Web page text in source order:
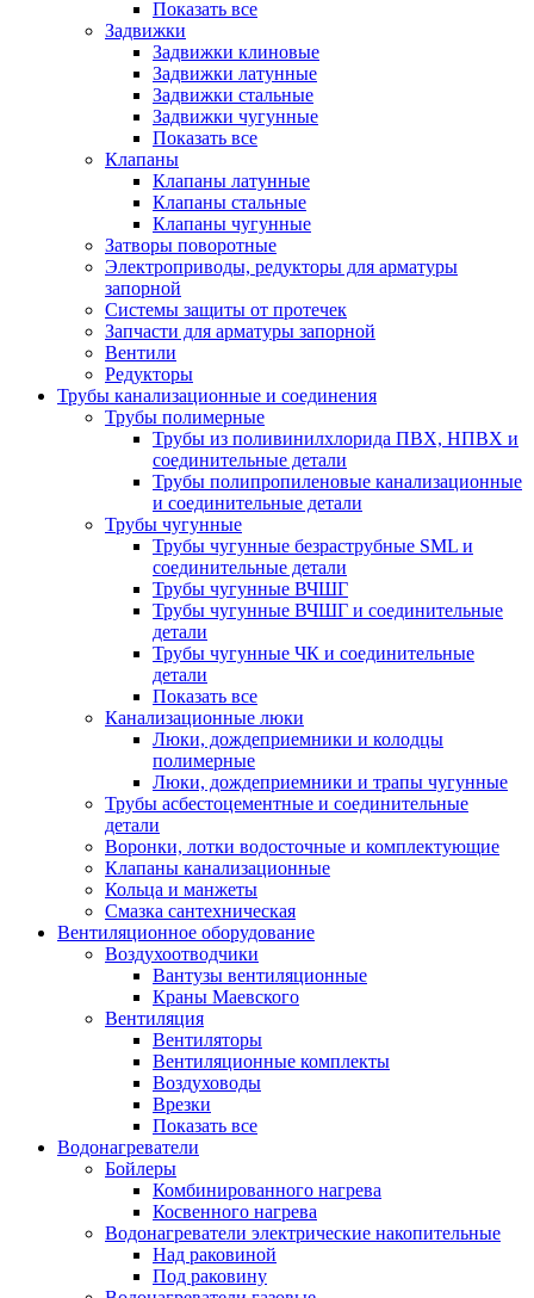
Показать все
Задвижки
Задвижки клиновые
Задвижки латунные
Задвижки стальные
Задвижки чугунные
Показать все
Клапаны
Клапаны латунные
Клапаны стальные
Клапаны чугунные
Затворы поворотные
Электроприводы, редукторы для арматуры
запорной
Системы защиты от протечек
Запчасти для арматуры запорной
Вентили
Редукторы
Трубы канализационные и соединения
Трубы полимерные
Трубы из поливинилхлорида ПВХ, НПВХ и
соединительные детали
Трубы полипропиленовые канализационные
и соединительные детали
Трубы чугунные
Трубы чугунные безраструбные SML и
соединительные детали
Трубы чугунные ВЧШГ
Трубы чугунные ВЧШГ и соединительные
детали
Трубы чугунные ЧК и соединительные
детали
Показать все
Канализационные люки
Люки, дождеприемники и колодцы
полимерные
Люки, дождеприемники и трапы чугунные
Трубы асбестоцементные и соединительные
детали
Воронки, лотки водосточные и комплектующие
Клапаны канализационные
Кольца и манжеты
Смазка сантехническая
Вентиляционное оборудование
Воздухоотводчики
Вантузы вентиляционные
Краны Маевского
Вентиляция
Вентиляторы
Вентиляционные комплекты
Воздуховоды
Врезки
Показать все
Водонагреватели
Бойлеры
Комбинированного нагрева
Косвенного нагрева
Водонагреватели электрические накопительные
Над раковиной
Под раковину